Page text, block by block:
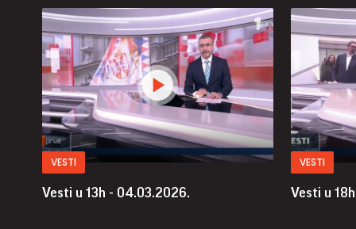
VESTI
Vesti u 13h - 04.03.2026.
VESTI
Vesti u